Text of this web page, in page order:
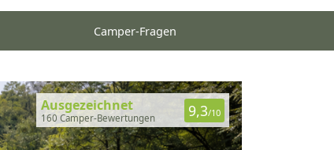
Camper-Fragen
Ausgezeichnet
160 Camper-Bewertungen 9,3/10